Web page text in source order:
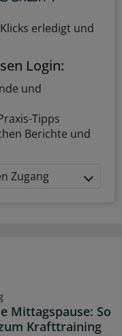
erledigt und
Login:
und
Tipps
Berichte und
Zugang
Mittagspause: So
Krafttraining